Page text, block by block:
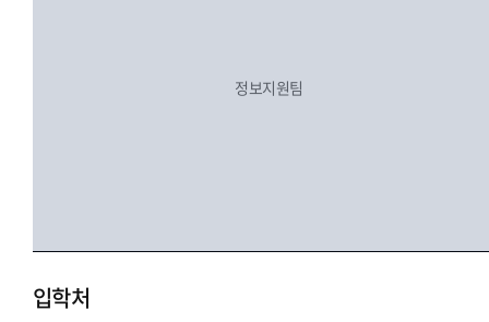
정보지원팀
입학처